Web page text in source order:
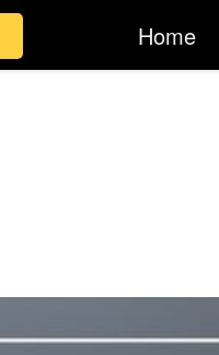
Home